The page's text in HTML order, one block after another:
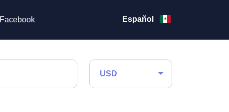
Facebook Español
USD